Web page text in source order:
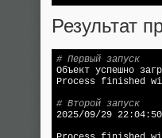
Результат
# Первый запуск
Объект успешно
Process finished
# Второй запуск
2025/09/29